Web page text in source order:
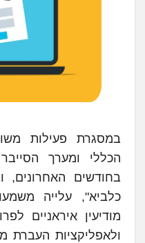
במסגרת פעילות
הכללי ומערך
בחודשים
כלביא", עלייה
מודיעין איראניים
ולאפליקציות העברת